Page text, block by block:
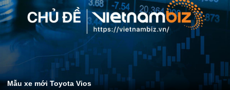
Mẫu xe mới Toyota Vios